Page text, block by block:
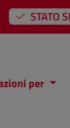
STATO
per